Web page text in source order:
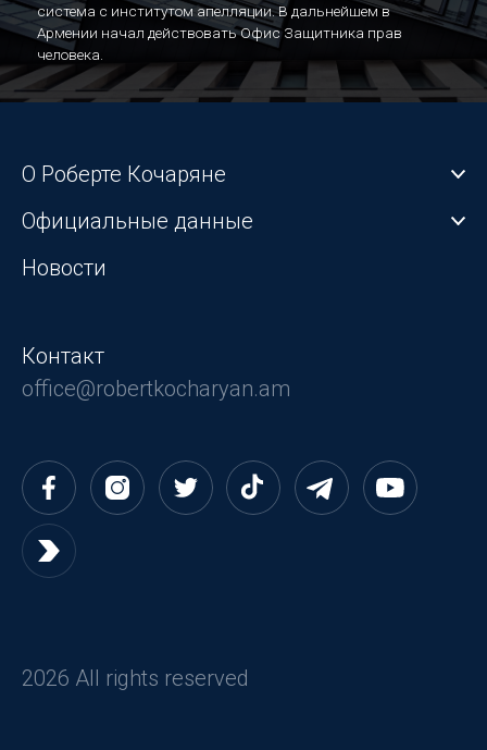
система с институтом апелляции. В дальнейшем в
Армении начал действовать Офис Защитника прав
человека.
О Роберте Кочаряне
Официальные данные
Новости
Контакт
office@robertkocharyan.am
2026 All rights reserved